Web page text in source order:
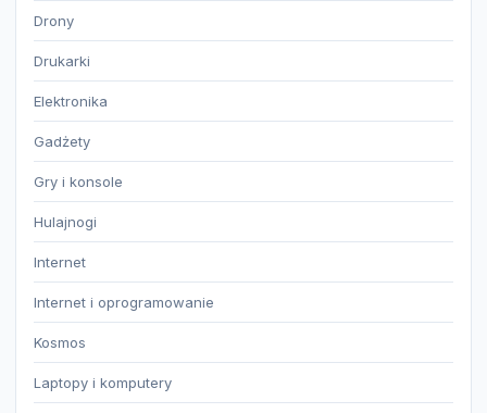
Drony
Drukarki
Elektronika
Gadżety
Gry i konsole
Hulajnogi
Internet
Internet i oprogramowanie
Kosmos
Laptopy i komputery